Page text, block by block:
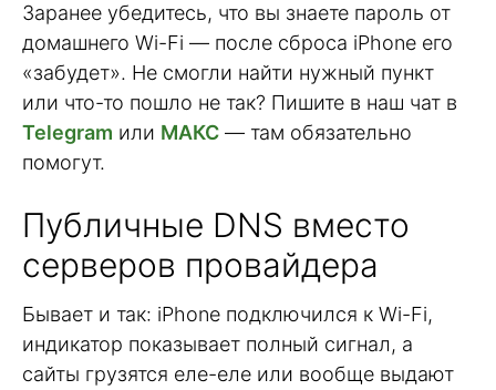
Заранее убедитесь, что вы знаете пароль от
домашнего Wi-Fi — после сброса iPhone его
«забудет». Не смогли найти нужный пункт
или что-то пошло не так? Пишите в наш чат в
Telegram или МАКС — там обязательно
помогут.
Публичные DNS вместо
серверов провайдера
Бывает и так: iPhone подключился к Wi-Fi,
индикатор показывает полный сигнал, а
сайты грузятся еле-еле или вообще выдают